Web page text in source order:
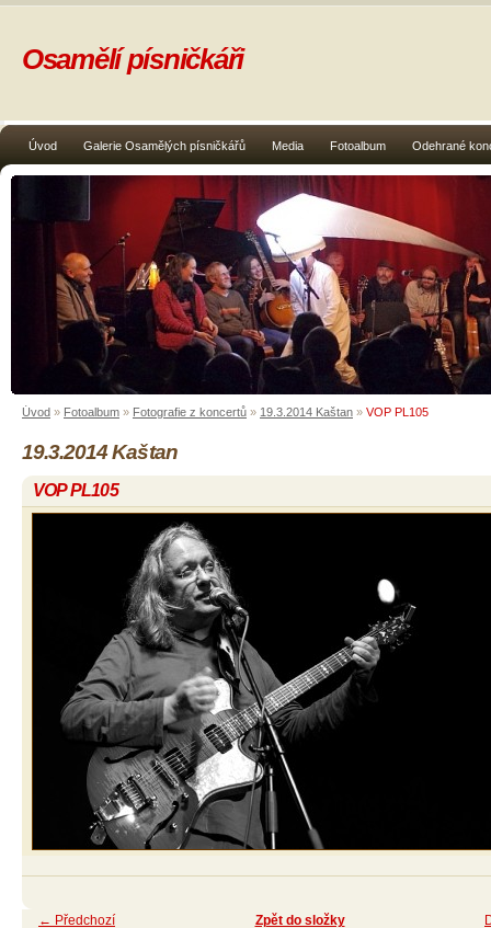
Úvod Galerie Osamělých písničkářů Media Fotoalbum Odehrané
Osamělí písničkáři
Úvod » Fotoalbum » Fotografie z koncertů » 19.3.2014 Kaštan » VOP PL105
19.3.2014 Kaštan
VOP PL105
← Předchozí Zpět do složky